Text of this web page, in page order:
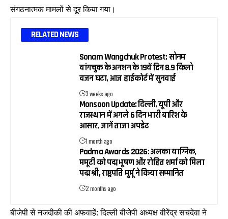
संगठनात्मक मामलों से दूर किया गया।
RELATED NEWS
Sonam Wangchuk Protest: सोनम
वांगचुक के अनशन के 19वें दिन 8.9 किलो
वजन घटा, आज हाईकोर्ट में सुनवाई
3 weeks ago
Monsoon Update: दिल्ली, यूपी और
राजस्थान में अगले 6 दिन भारी बारिश के
आसार, जानें ताजा अपडेट
1 month ago
Padma Awards 2026: अलका याग्निक,
ममूटी को पद्म भूषण और रोहित शर्मा को मिला
पद्म श्री, राष्ट्रपति मुर्मू ने किया सम्मानित
2 months ago
बीजेपी से नजदीकी की अफवाहें: दिल्ली बीजेपी अध्यक्ष वीरेंद्र सचदेवा ने